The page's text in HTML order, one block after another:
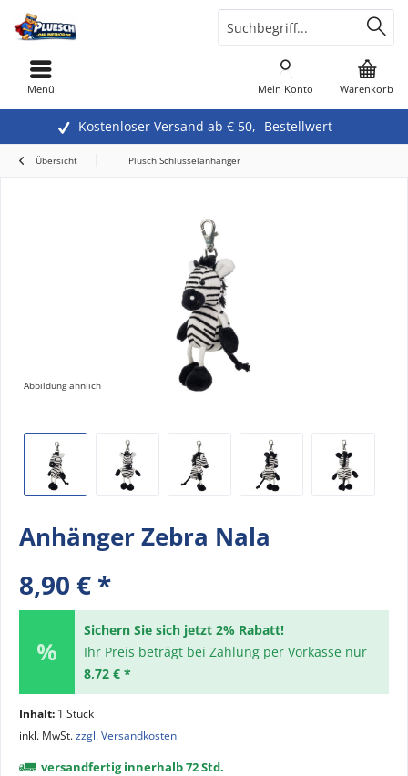
Kostenloser Versand ab € 50,- Bestellwert
Warenkorb
Mein Konto
Menü
Übersicht Plüsch Schlüsselanhänger
Abbildung ähnlich
Anhänger Zebra Nala
8,90 € *
Sichern Sie sich jetzt 2% Rabatt!
Ihr Preis beträgt bei Zahlung per Vorkasse nur
8,72 € *
Inhalt: 1 Stück
inkl. MwSt.zzgl. Versandkosten
versandfertig innerhalb 72 Std.